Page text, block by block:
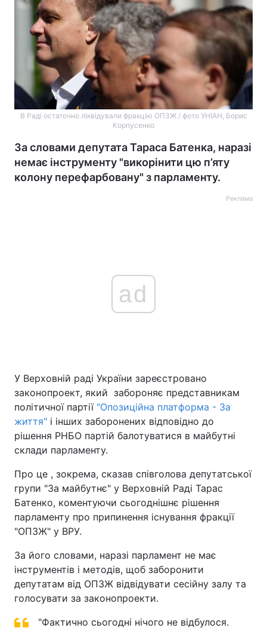
В Раді остаточно ліквідували фракцію ОПЗЖ / фото УНІАН, Борис
Корпусенко
За словами депутата Тараса Батенка, наразі
немає інструменту "викорінити цю п’яту
колону перефарбовану" з парламенту.
Реклама
ad
У Верховній раді України зареєстровано
законопроект, який забороняє представникам
політичної партії "Опозиційна платформа - За
життя" і інших заборонених відповідно до
рішення РНБО партій балотуватися в майбутні
склади парламенту.
Про це , зокрема, сказав співголова депутатської
групи "За майбутнє" у Верховній Раді Тарас
Батенко, коментуючи сьогоднішнє рішення
парламенту про припинення існування фракції
"ОПЗЖ" у ВРУ.
За його словами, наразі парламент не має
інструментів і методів, щоб заборонити
депутатам від ОПЗЖ відвідувати сесійну залу та
голосувати за законопроекти.
"Фактично сьогодні нічого не відбулося.